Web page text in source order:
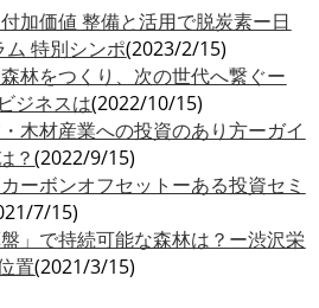
加価値 整備と活用で脱炭素ー日
ム 特別シンポ(2023/2/15)
林をつくり、次の世代へ繋ぐー
ジネスは(2022/10/15)
木材産業への投資のあり方ーガイ
？(2022/9/15)
ーボンオフセットーある投資セミ
7/15)
」で持続可能な森林は？ー渋沢栄
置(2021/3/15)